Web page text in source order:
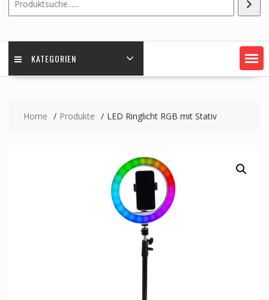
KATEGORIEN
Home Produkte LED Ringlicht RGB mit Stativ